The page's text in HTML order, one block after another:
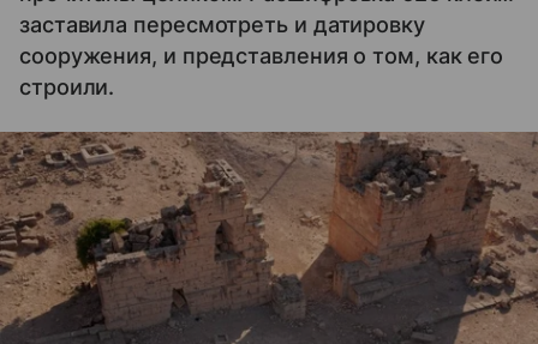
заставила пересмотреть и датировку
сооружения, и представления о том, как его
строили.